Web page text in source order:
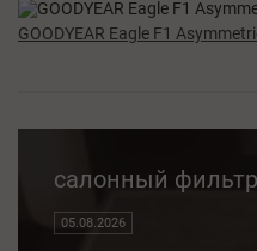
GOODYEAR Eagle F1
салонный
05.08.2026